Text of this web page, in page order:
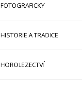
FOTOGRAFICKY
HISTORIE A TRADICE
HOROLEZECTVÍ